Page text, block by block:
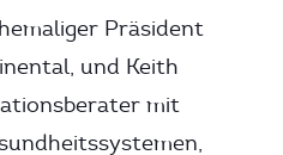
Präsident
und Keith
mit